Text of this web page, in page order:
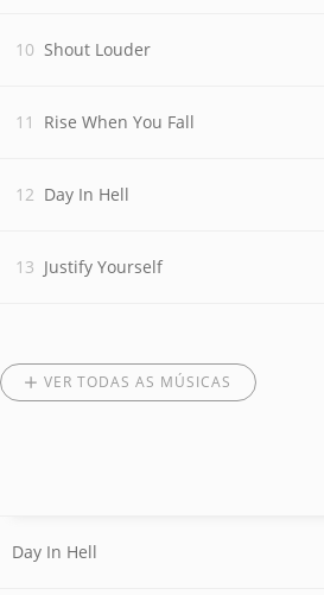
Shout Louder
Rise When You Fall
Day In Hell
Justify Yourself
VER TODAS AS MÚSICAS
Day In Hell